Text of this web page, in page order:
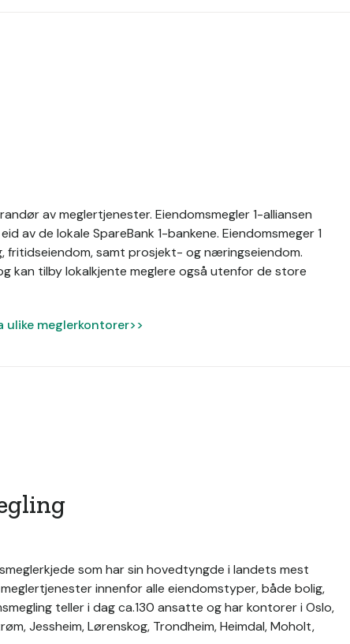
av meglertjenester. Eiendomsmegler 1-alliansen
av de lokale SpareBank 1-bankene. Eiendomsmeger 1
fritidseiendom, samt prosjekt- og næringseiendom.
kan tilby lokalkjente meglere også utenfor de store
ulike meglerkontorer>>
som har sin hovedtyngde i landets mest
innenfor alle eiendomstyper, både bolig,
teller i dag ca.130 ansatte og har kontorer i Oslo,
Jessheim, Lørenskog, Trondheim, Heimdal, Moholt,